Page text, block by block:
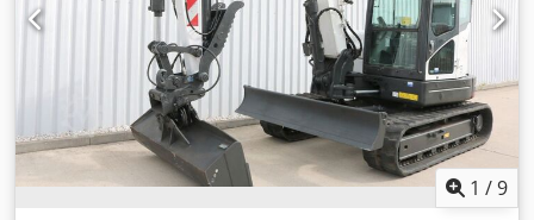
WhatsApp Djdszp Ayvjpfx Alysck ?Toda la información se
proporciona sin garantía ni responsabilidad, y está sujeta
a errores y a la venta previa.
1 /9